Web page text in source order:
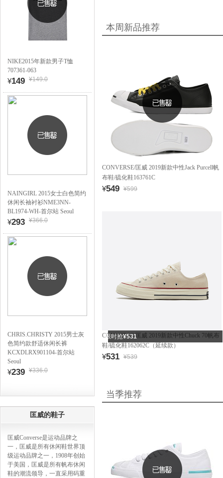
NIKE2015年新款男子T恤
707361-063
¥149 ¥149.0
NAINGIRL 2015女士白色简约
休闲长袖衬衫NME3NN-
BL1974-WH-首尔站 Seoul
¥293 ¥366.0
CHRIS.CHRISTY 2015男士灰
色简约款舒适休闲长裤
KCXDLRX901104-首尔站
Seoul
¥239 ¥336.0
匡威的鞋子
匡威Converse是运动品牌之
一，匡威是所有休闲鞋世界顶
级运动品牌之一，1908年创始
于美国，匡威是所有帆布休闲
鞋的潮流领导，一直采用码重
本周新品推荐
CONVERSE/匡威 2019新款中性Jack Purcell帆
布鞋/硫化鞋163761C
¥549 ¥599
限时抢¥531
CONVERSE/匡威 2019新款中性Chuck 70帆布
鞋/硫化鞋162062C（延续款）
¥531 ¥539
当季推荐